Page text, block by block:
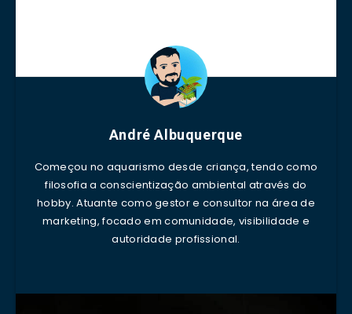
André Albuquerque
Começou no aquarismo desde criança, tendo como
filosofia a conscientização ambiental através do
hobby. Atuante como gestor e consultor na área de
marketing, focado em comunidade, visibilidade e
autoridade profissional.